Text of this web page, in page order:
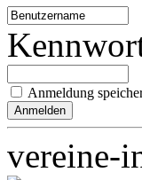
Anmeldung
vereine-